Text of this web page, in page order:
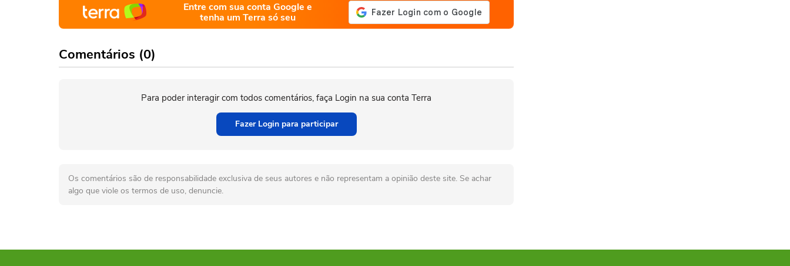
Entre com sua conta Google e
tenha um Terra só seu
Comentários (0)
Para poder interagir com todos comentários, faça Login na sua conta Terra
Fazer Login para participar
Os comentários são de responsabilidade exclusiva de seus autores e não representam a opinião deste site. Se achar
algo que viole os termos de uso, denuncie.